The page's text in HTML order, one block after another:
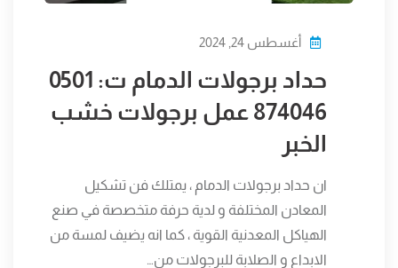
أغسطس 24, 2024
حداد برجولات الدمام ت: 0501
874046 عمل برجولات خشب
الخبر
ان حداد برجولات الدمام ، يمتلك فن تشكيل
المعادن المختلفة و لدية حرفة متخصصة في صنع
الهياكل المعدنية القوية ، كما انه يضيف لمسة من
الابداع و الصلابة للبرجولات من…